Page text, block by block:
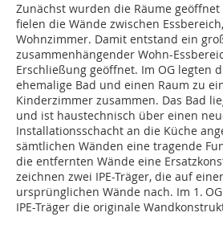
Zunächst wurden die Räume
fielen die Wände zwischen
Wohnzimmer. Damit entstand ein
zusammenhängender Wohn-
Erschließung geöffnet. Im OG legten
ehemalige Bad und einen Raum zu
Kinderzimmer zusammen. Das Bad
und ist haustechnisch über einen
Installationsschacht an die Küche
sämtlichen Wänden eine tragende
die entfernten Wände eine
zeichnen zwei IPE-Träger, die auf
ursprünglichen Wände nach. Im 1.
IPE-Träger die originale